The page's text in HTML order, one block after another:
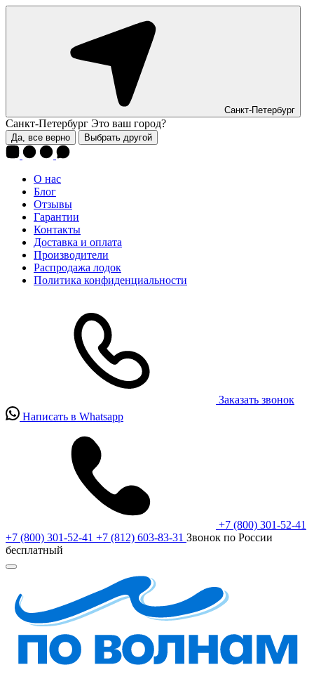
Санкт-Петербург
Санкт-Петербург Это ваш город?
Да, все верно Выбрать другой
О нас
Блог
Отзывы
Гарантии
Контакты
Доставка и оплата
Производители
Распродажа лодок
Политика конфиденциальности
Заказать звонок
Написать в Whatsapp
+7 (800) 301-52-41
+7 (800) 301-52-41 +7 (812) 603-83-31 Звонок по России
бесплатный